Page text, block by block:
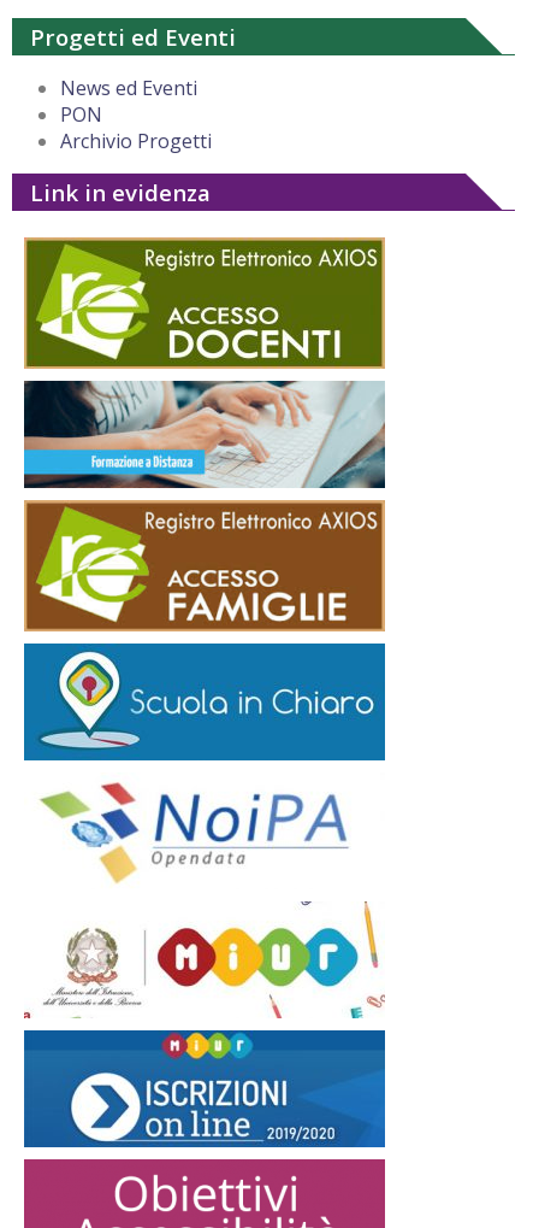
Progetti ed Eventi
News ed Eventi
PON
Archivio Progetti
Link in evidenza